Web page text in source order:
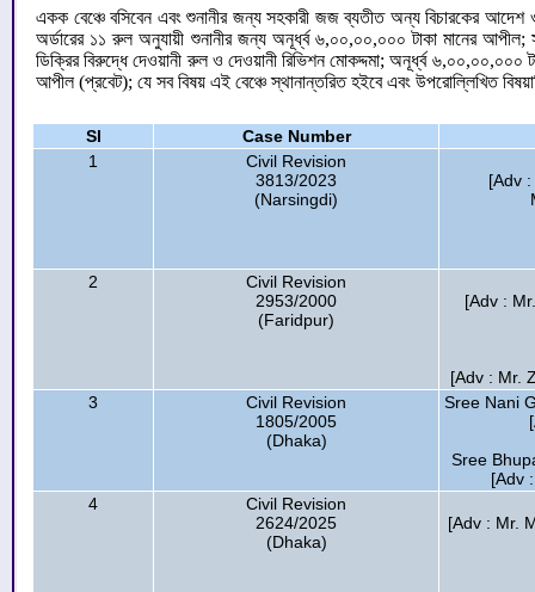
একক বেঞ্চে বসিবেন এবং শুনানীর জন্য সহকারী জজ ব্যতীত অন্য বিচারকের আদেশ
অর্ডারের ১১ রুল অনুযায়ী শুনানীর জন্য অনূর্ধ্ব ৬,০০,০০,০০০ টাকা মানের
ডিক্রির বিরুদ্ধে দেওয়ানী রুল ও দেওয়ানী রিভিশন মোকদ্দমা; অনূর্ধ্ব
আপীল (প্রবেট); যে সব বিষয় এই বেঞ্চে স্থানান্তরিত হইবে এবং উপরোল্লিখিত
Sl
Case Number
1
Civil Revision
3813/2023
(Narsingdi)
[Adv
2
Civil Revision
2953/2000
(Faridpur)
[Adv :
[Adv : Mr.
3
Civil Revision
1805/2005
(Dhaka)
Sree Nani
Sree
[Adv
4
Civil Revision
2624/2025
(Dhaka)
[Adv : Mr.